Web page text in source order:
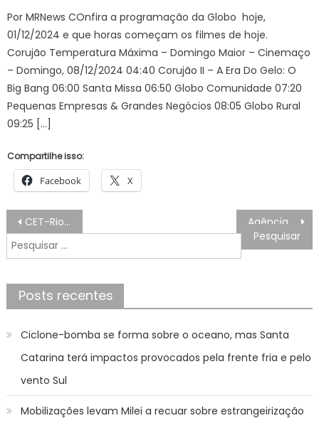
Por MRNews COnfira a programação da Globo hoje,
01/12/2024 e que horas começam os filmes de hoje.
Corujão Temperatura Máxima – Domingo Maior – Cinemaço
– Domingo, 08/12/2024 04:40 Corujão II – A Era Do Gelo: O
Big Bang 06:00 Santa Missa 06:50 Globo Comunidade 07:20
Pequenas Empresas & Grandes Negócios 08:05 Globo Rural
09:25 […]
Compartilhe isso:
Facebook X
Navegação
de
Post
CET-Rio proibe o estacionamento entorno do Jockey Club para evento até 19 de julho – Prefeitura da Cidade do Rio de Janeiro
Pesquisar
por:
Posts recentes
Ciclone-bomba se forma sobre o oceano, mas Santa
Catarina terá impactos provocados pela frente fria e pelo
vento Sul
Mobilizações levam Milei a recuar sobre estrangeirização